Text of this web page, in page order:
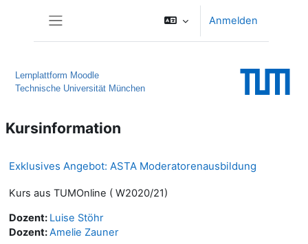
Anmelden
Lernplattform Moodle
Technische Universität München
Kursinformation
Exklusives Angebot: ASTA Moderatorenausbildung
Kurs aus TUMOnline ( W2020/21)
Dozent: Luise Stöhr
Dozent:Amelie Zauner